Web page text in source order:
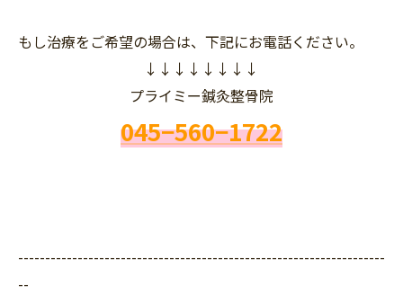
もし治療をご希望の場合は、下記にお電話ください。
↓↓↓↓↓↓↓↓
プライミー鍼灸整骨院
045−560−1722
--------------------------------------------------------------------
--